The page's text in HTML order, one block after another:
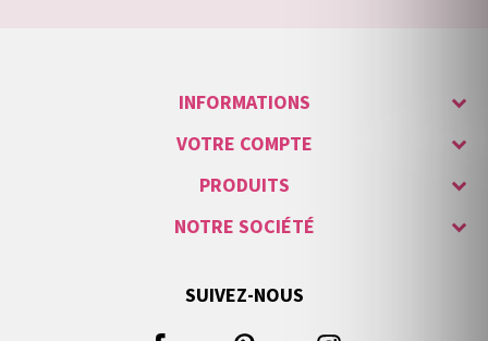
INFORMATIONS
VOTRE COMPTE
PRODUITS
NOTRE SOCIÉTÉ
SUIVEZ-NOUS